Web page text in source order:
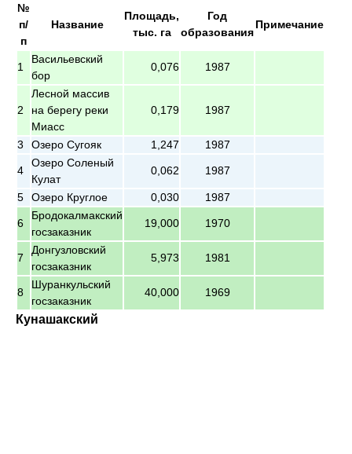
№
п/
п
Название
Площадь,
тыс. га
Год
образования
Примечание
1
Васильевский
бор
0,076 1987
2
Лесной массив
на берегу реки
Миасс
0,179 1987
3 Озеро Сугояк 1,247 1987
4
Озеро Соленый
Кулат
0,062 1987
5 Озеро Круглое 0,030 1987
6
Бродокалмакский
госзаказник
19,000 1970
7
Донгузловский
госзаказник
5,973 1981
8
Шуранкульский
госзаказник
40,000 1969
Кунашакский